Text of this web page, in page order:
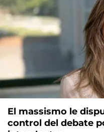
El massismo le
control del debate